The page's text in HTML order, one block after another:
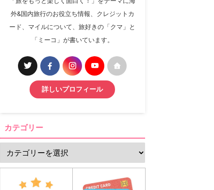
外&国内旅行のお役立ち情報、クレジットカ
ード、マイルについて、旅好きの「クマ」と
「ミーコ」が書いています。
詳しいプロフィール
カテゴリー